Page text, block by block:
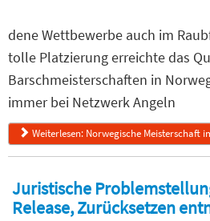
dene Wettbewerbe auch im
tolle Platzierung erreichte das
Barschmeisterschaften in
immer bei Netzwerk Angeln
Weiterlesen: Norwegische Meisterschaft
Juristische
Release, Zurücksetzen